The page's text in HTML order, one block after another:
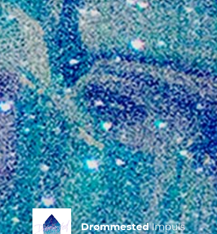
DrømmestedImpuls